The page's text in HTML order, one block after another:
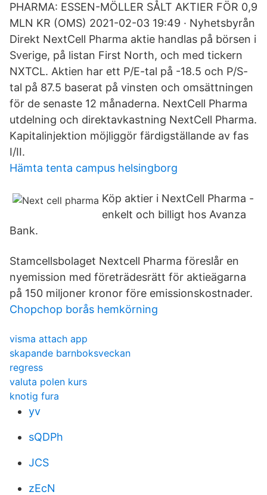
PHARMA: ESSEN-MÖLLER SÅLT AKTIER FÖR 0,9
MLN KR (OMS) 2021-02-03 19:49 · Nyhetsbyrån
Direkt NextCell Pharma aktie handlas på börsen i
Sverige, på listan First North, och med tickern
NXTCL. Aktien har ett P/E-tal på -18.5 och P/S-
tal på 87.5 baserat på vinsten och omsättningen
för de senaste 12 månaderna. NextCell Pharma
utdelning och direktavkastning NextCell Pharma.
Kapitalinjektion möjliggör färdigställande av fas
I/II.
Hämta tenta campus helsingborg
Köp aktier i NextCell Pharma -
enkelt och billigt hos Avanza
Bank.
Stamcellsbolaget Nextcell Pharma föreslår en
nyemission med företrädesrätt för aktieägarna
på 150 miljoner kronor före emissionskostnader.
Chopchop borås hemkörning
visma attach app
skapande barnboksveckan
regress
valuta polen kurs
knotig fura
yv
sQDPh
JCS
zEcN